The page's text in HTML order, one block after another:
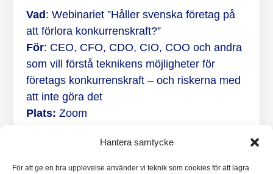
Hantera samtycke
För att ge en bra upplevelse använder vi teknik som cookies för att lagra
Vad: Webinariet ”Håller svenska företag på
att förlora konkurrenskraft?”
För: CEO, CFO, CDO, CIO, COO och andra
som vill förstå teknikens möjligheter för
företags konkurrenskraft – och riskerna med
att inte göra det
Plats: Zoom
Webinaret är kostnadsfritt. Anmäl dig nedan
för att se inspelad version.